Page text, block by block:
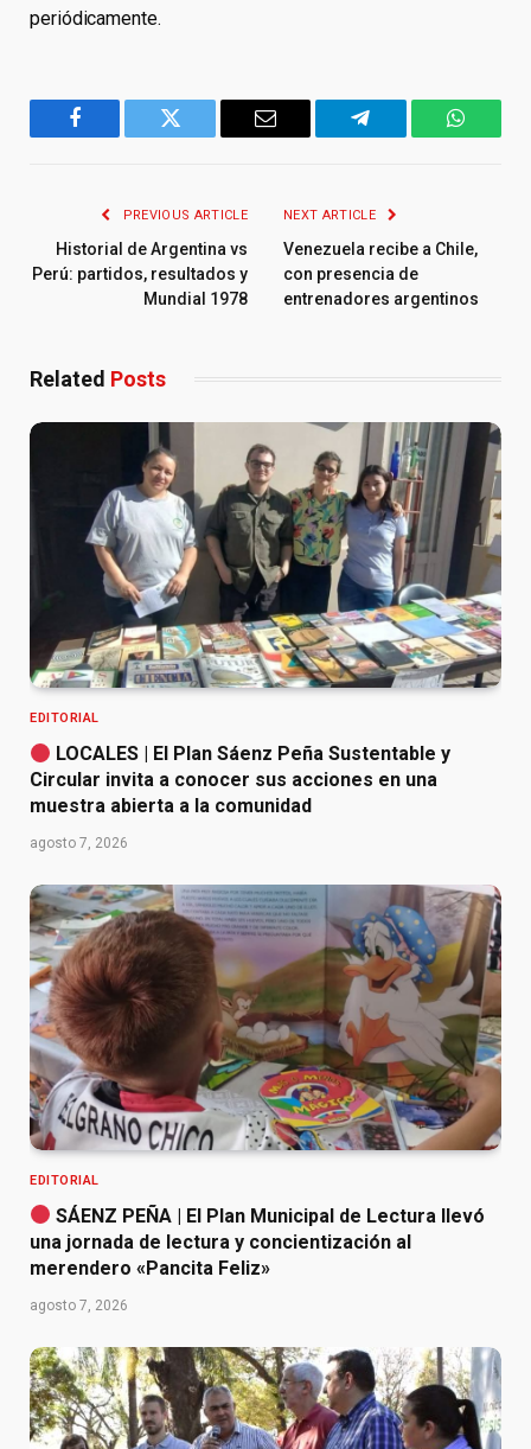
periódicamente.
Facebook Twitter Email Telegram
PREVIOUS ARTICLE
Historial de Argentina vs
Perú: partidos, resultados y
Mundial 1978
NEXT ARTICLE
Venezuela recibe a Chile,
con presencia de
entrenadores argentinos
Related Posts
EDITORIAL
LOCALES | El Plan Sáenz Peña Sustentable y
Circular invita a conocer sus acciones en una
muestra abierta a la comunidad
agosto 7, 2026
EDITORIAL
SÁENZ PEÑA | El Plan Municipal de Lectura llevó
una jornada de lectura y concientización al
merendero «Pancita Feliz»
agosto 7, 2026